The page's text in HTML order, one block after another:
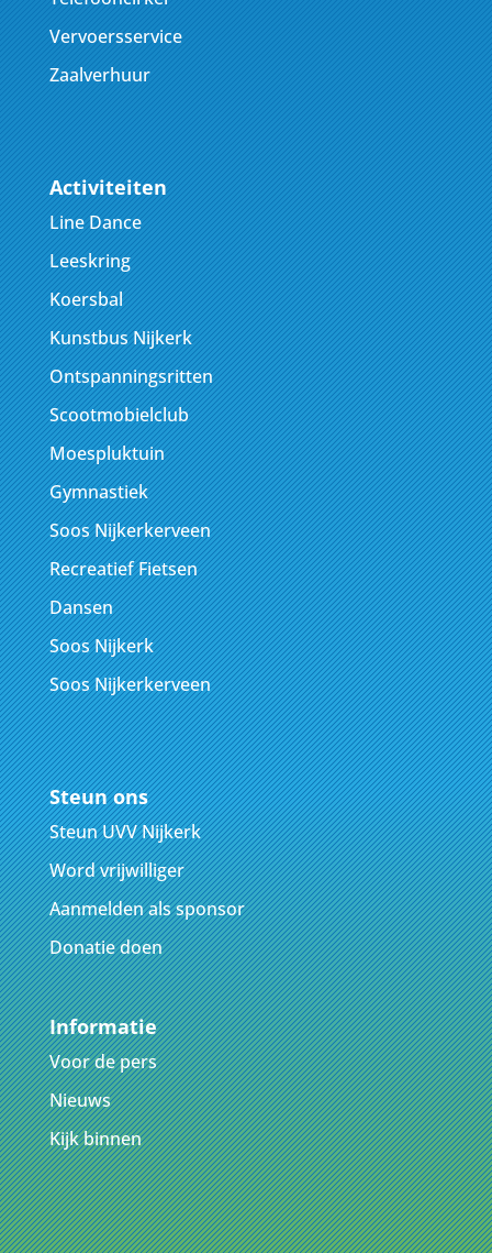
Vervoersservice
Zaalverhuur
Activiteiten
Line Dance
Leeskring
Koersbal
Kunstbus Nijkerk
Ontspanningsritten
Scootmobielclub
Moespluktuin
Gymnastiek
Soos Nijkerkerveen
Recreatief Fietsen
Dansen
Soos Nijkerk
Soos Nijkerkerveen
Steun ons
Steun UVV Nijkerk
Word vrijwilliger
Aanmelden als sponsor
Donatie doen
Informatie
Voor de pers
Nieuws
Kijk binnen